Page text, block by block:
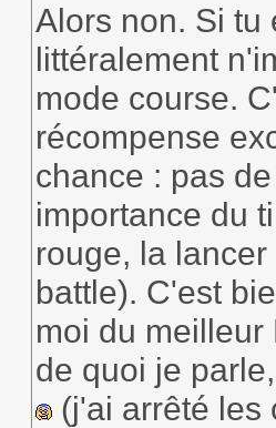
Alors non. Si
littéralement
mode course.
récompense
chance : pas
importance du
rouge, la
battle). C'est
moi du meilleur
de quoi je
(j'ai arrêté les